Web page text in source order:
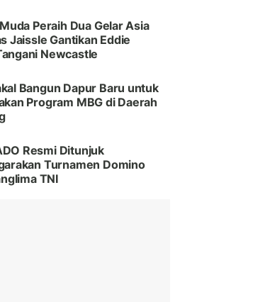
Peraih Dua Gelar Asia
Jaissle Gantikan Eddie
Newcastle
Bangun Dapur Baru untuk
Program MBG di Daerah
Resmi Ditunjuk
Turnamen Domino
TNI